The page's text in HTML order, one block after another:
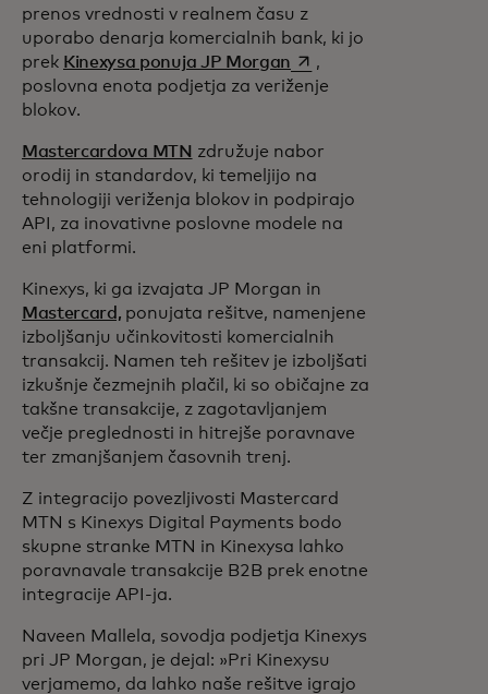
prenos vrednosti v realnem času z
uporabo denarja komercialnih bank, ki jo
prek Kinexysa ponuja JP Morgan opens in a new tab
,
poslovna enota podjetja za veriženje
blokov.
Mastercardova MTN združuje nabor
orodij in standardov, ki temeljijo na
tehnologiji veriženja blokov in podpirajo
API, za inovativne poslovne modele na
eni platformi.
Kinexys, ki ga izvajata JP Morgan in
Mastercard, ponujata rešitve, namenjene
izboljšanju učinkovitosti komercialnih
transakcij. Namen teh rešitev je izboljšati
izkušnje čezmejnih plačil, ki so običajne za
takšne transakcije, z zagotavljanjem
večje preglednosti in hitrejše poravnave
ter zmanjšanjem časovnih trenj.
Z integracijo povezljivosti Mastercard
MTN s Kinexys Digital Payments bodo
skupne stranke MTN in Kinexysa lahko
poravnavale transakcije B2B prek enotne
integracije API-ja.
Naveen Mallela, sovodja podjetja Kinexys
pri JP Morgan, je dejal: »Pri Kinexysu
verjamemo, da lahko naše rešitve igrajo